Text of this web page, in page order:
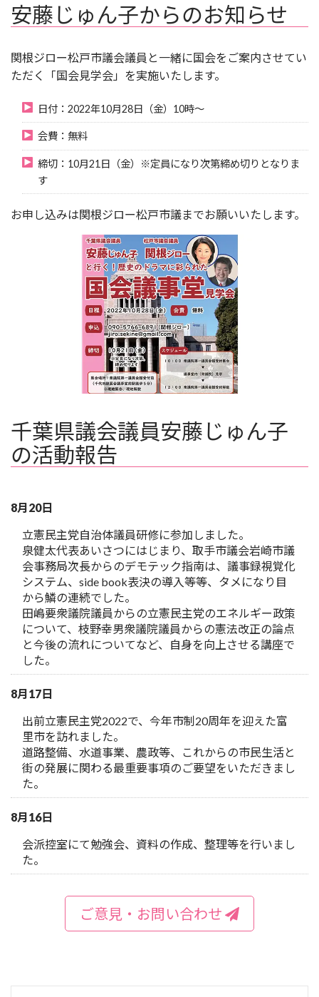
安藤じゅん子からのお知らせ
関根ジロー松戸市議会議員と一緒に国会をご案内させてい
ただく「国会見学会」を実施いたします。
日付：2022年10月28日（金）10時～
会費：無料
締切：10月21日（金）※定員になり次第締め切りとなりま
す
お申し込みは関根ジロー松戸市議までお願いいたします。
千葉県議会議員安藤じゅん子
の活動報告
8月20日
立憲民主党自治体議員研修に参加しました。
泉健太代表あいさつにはじまり、取手市議会岩崎市議
会事務局次長からのデモテック指南は、議事録視覚化
システム、side book表決の導入等等、タメになり目
から鱗の連続でした。
田嶋要衆議院議員からの立憲民主党のエネルギー政策
について、枝野幸男衆議院議員からの憲法改正の論点
と今後の流れについてなど、自身を向上させる講座で
した。
8月17日
出前立憲民主党2022で、今年市制20周年を迎えた富
里市を訪れました。
道路整備、水道事業、農政等、これからの市民生活と
街の発展に関わる最重要事項のご要望をいただきまし
た。
8月16日
会派控室にて勉強会、資料の作成、整理等を行いまし
た。
ご意見・お問い合わせ